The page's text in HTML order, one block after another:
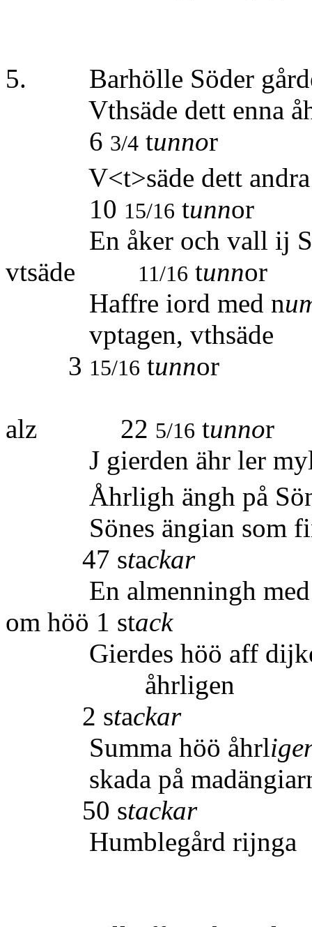
5. Barhölle Söder
Vthsäde dett enna
6 3/4 tunnor
V<t>säde dett andra
10 15/16 tunnor
En åker och vall ij
vtsäde
11/16 tunnor
Haffre iord med n
3 15/16 tunnor
alz 22 5/16 tunnor
J gierden ähr ler
Åhrligh ängh på
Sönes ängian som
47 stackar
En almenningh med
om höö 1 stack
Gierdes höö aff
2 stackar
Summa höö åhrl
skada på
50 stackar
Humblegård rijnga